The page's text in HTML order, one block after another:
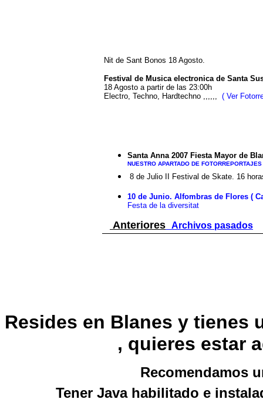
Nit de Sant Bonos 18 Agosto.
Festival de Musica electronica de Santa
18 Agosto a partir de las 23:00h
Electro, Techno, Hardtechno ,,,,,, ( Ver
Santa Anna 2007 Fiesta Mayor de
NUESTRO APARTADO DE
8 de Julio II Festival de Skate. 16
10 de Junio. Alfombras de Flores (
Festa de la diversitat
Anteriores Archivos pasados
Resides en Blanes y tienes
, quieres estar
Recomendamos
Tener Java habilitado e